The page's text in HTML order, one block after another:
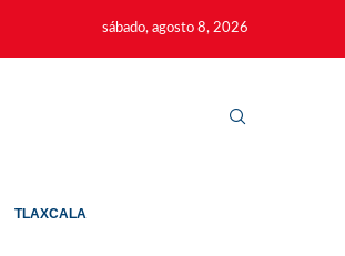
sábado, agosto 8, 2026
TLAXCALA